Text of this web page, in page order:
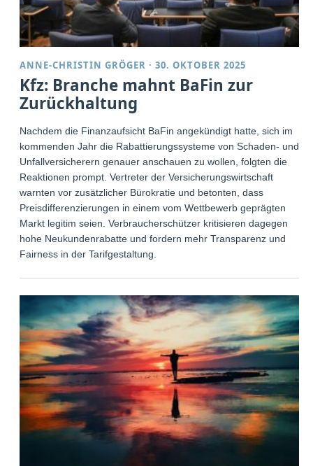
ANNE-CHRISTIN GRÖGER ·30. OKTOBER 2025
Kfz: Branche mahnt BaFin zur
Zurückhaltung
Nachdem die Finanzaufsicht BaFin angekündigt hatte, sich im
kommenden Jahr die Rabattierungssysteme von Schaden- und
Unfallversicherern genauer anschauen zu wollen, folgten die
Reaktionen prompt. Vertreter der Versicherungswirtschaft
warnten vor zusätzlicher Bürokratie und betonten, dass
Preisdifferenzierungen in einem vom Wettbewerb geprägten
Markt legitim seien. Verbraucherschützer kritisieren dagegen
hohe Neukundenrabatte und fordern mehr Transparenz und
Fairness in der Tarifgestaltung.